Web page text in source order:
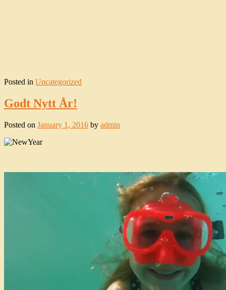
Posted in Uncategorized
Godt Nytt År!
Posted on January 1, 2016 by admin